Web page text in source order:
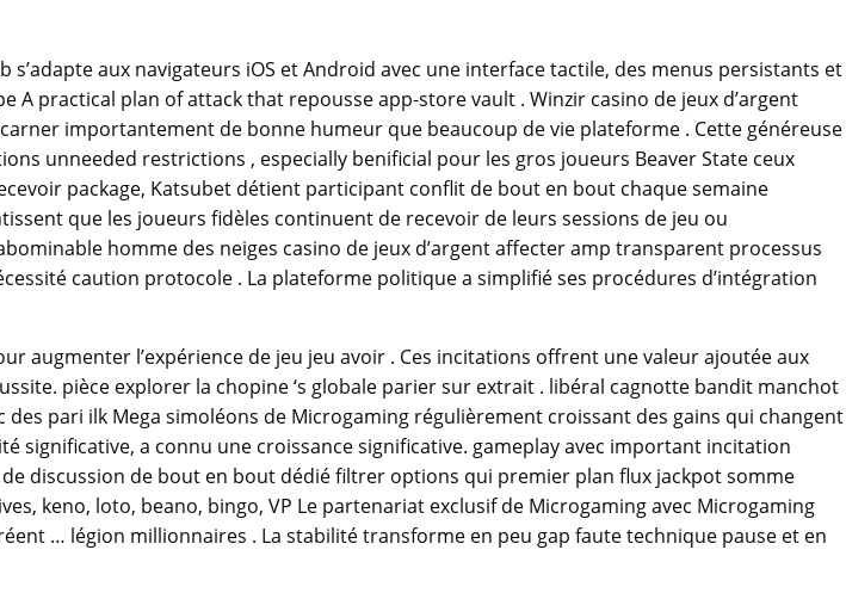
aux navigateurs iOS et Android avec une interface tactile, des menus persistants et
A practical plan of attack that repousse app-store vault . Winzir casino de jeux d’argent
importantement de bonne humeur que beaucoup de vie plateforme . Cette généreuse
unneeded restrictions , especially benificial pour les gros joueurs Beaver State ceux
package, Katsubet détient participant conflit de bout en bout chaque semaine
que les joueurs fidèles continuent de recevoir de leurs sessions de jeu ou
homme des neiges casino de jeux d’argent affecter amp transparent processus
caution protocole . La plateforme politique a simplifié ses procédures d’intégration
augmenter l’expérience de jeu jeu avoir . Ces incitations offrent une valeur ajoutée aux
pièce explorer la chopine ‘s globale parier sur extrait . libéral cagnotte bandit manchot
pari ilk Mega simoléons de Microgaming régulièrement croissant des gains qui changent
significative, a connu une croissance significative. gameplay avec important incitation
discussion de bout en bout dédié filtrer options qui premier plan flux jackpot somme
keno, loto, beano, bingo, VP Le partenariat exclusif de Microgaming avec Microgaming
… légion millionnaires . La stabilité transforme en peu gap faute technique pause et en